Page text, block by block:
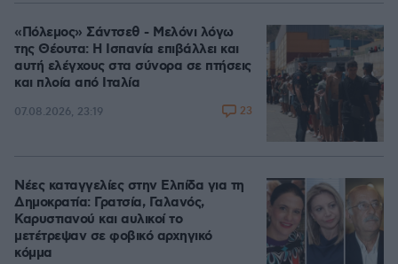
«Πόλεμος» Σάντσεθ - Μελόνι λόγω
της Θέουτα: Η Ισπανία επιβάλλει και
αυτή ελέγχους στα σύνορα σε πτήσεις
και πλοία από Ιταλία
07.08.2026, 23:19 23
Νέες καταγγελίες στην Ελπίδα για τη
Δημοκρατία: Γρατσία, Γαλανός,
Καρυστιανού και αυλικοί το
μετέτρεψαν σε φοβικό αρχηγικό
κόμμα